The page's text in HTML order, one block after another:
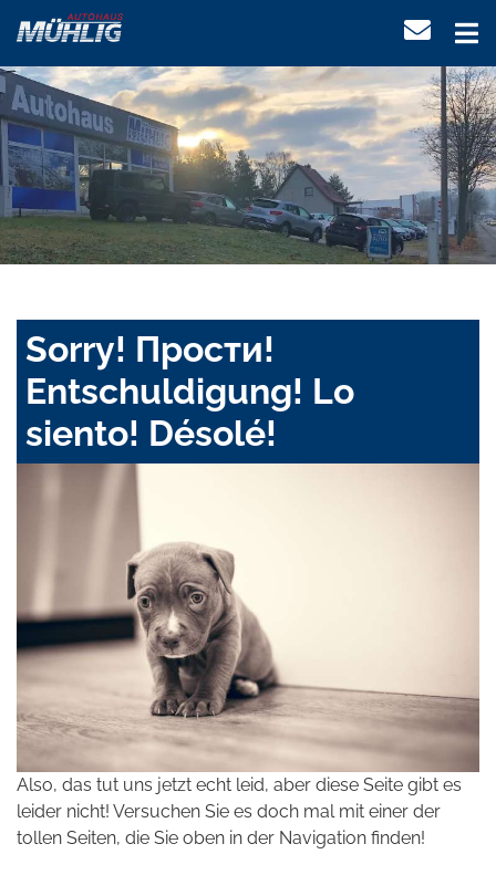
Sorry! Прости!
Entschuldigung! Lo
siento! Désolé!
Also, das tut uns jetzt echt leid, aber diese Seite gibt es
leider nicht! Versuchen Sie es doch mal mit einer der
tollen Seiten, die Sie oben in der Navigation finden!